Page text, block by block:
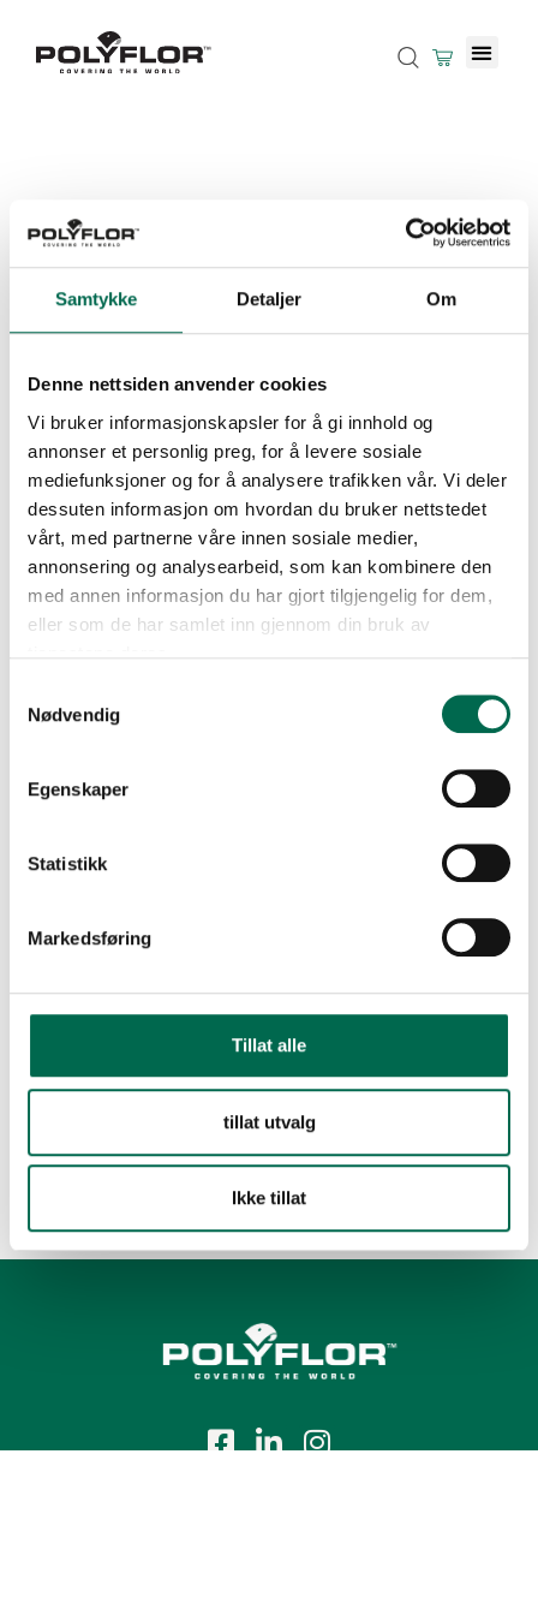
Samtykke Detaljer Om
Denne nettsiden anvender cookies
Vi bruker informasjonskapsler for å gi innhold og
annonser et personlig preg, for å levere sosiale
mediefunksjoner og for å analysere trafikken vår. Vi deler
dessuten informasjon om hvordan du bruker nettstedet
vårt, med partnerne våre innen sosiale medier,
annonsering og analysearbeid, som kan kombinere den
med annen informasjon du har gjort tilgjengelig for dem,
eller som de har samlet inn gjennom din bruk av
Nødvendig
Egenskaper
Statistikk
Markedsføring
Tillat alle
tillat utvalg
Ikke tillat